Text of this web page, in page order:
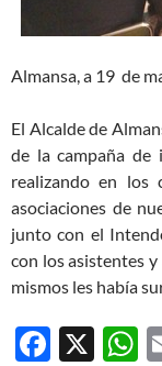
Almansa, a 19 de
El Alcalde de
de la campaña de
realizando en los
asociaciones de
junto con el
con los asistentes
mismos les había
F
X